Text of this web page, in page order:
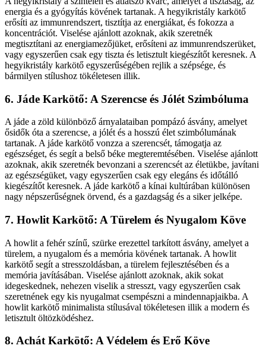
energia és a gyógyítás kövének tartanak. A hegyikristály karkötő
erősíti az immunrendszert, tisztítja az energiákat, és fokozza a
koncentrációt. Viselése ajánlott azoknak, akik szeretnék
megtisztítani az energiamezőjüket, erősíteni az immunrendszerüket,
vagy egyszerűen csak egy tiszta és letisztult kiegészítőt keresnek. A
hegyikristály karkötő egyszerűségében rejlik a szépsége, és
bármilyen stílushoz tökéletesen illik.
6. Jáde Karkötő: A Szerencse és Jólét Szimbóluma
A jáde a zöld különböző árnyalataiban pompázó ásvány, amelyet
ősidők óta a szerencse, a jólét és a hosszú élet szimbólumának
tartanak. A jáde karkötő vonzza a szerencsét, támogatja az
egészséget, és segít a belső béke megteremtésében. Viselése ajánlott
azoknak, akik szeretnék bevonzani a szerencsét az életükbe, javítani
az egészségüket, vagy egyszerűen csak egy elegáns és időtálló
kiegészítőt keresnek. A jáde karkötő a kínai kultúrában különösen
nagy népszerűségnek örvend, és a gazdagság és a siker jelképe.
7. Howlit Karkötő: A Türelem és Nyugalom Köve
A howlit a fehér színű, szürke erezettel tarkított ásvány, amelyet a
türelem, a nyugalom és a memória kövének tartanak. A howlit
karkötő segít a stresszoldásban, a türelem fejlesztésében és a
memória javításában. Viselése ajánlott azoknak, akik sokat
idegeskednek, nehezen viselik a stresszt, vagy egyszerűen csak
szeretnének egy kis nyugalmat csempészni a mindennapjaikba. A
howlit karkötő minimalista stílusával tökéletesen illik a modern és
letisztult öltözködéshez.
8. Achát Karkötő: A Védelem és Erő Köve